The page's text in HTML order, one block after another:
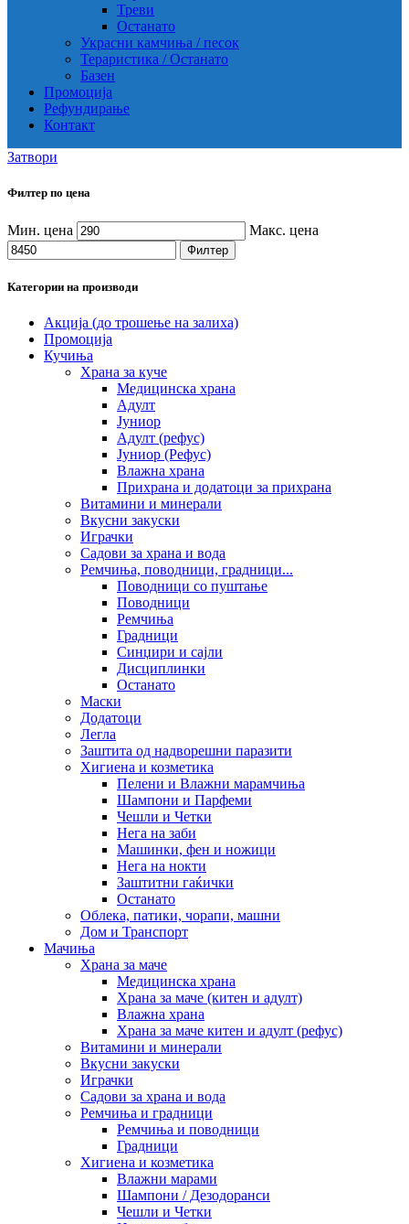
Треви
Останато
Украсни камчиња / песок
Тераристика / Останато
Базен
Промоција
Рефундирање
Контакт
Затвори
Филтер по цена
Мин. цена Макс. цена
Филтер
Категории на производи
Акција (до трошење на залиха)
Промоција
Кучиња
Храна за куче
Медицинска храна
Адулт
Јуниор
Адулт (рефус)
Јуниор (Рефус)
Влажна храна
Прихрана и додатоци за прихрана
Витамини и минерали
Вкусни закуски
Играчки
Садови за храна и вода
Ремчиња, поводници, градници...
Поводници со пуштање
Поводници
Ремчиња
Градници
Синџири и сајли
Дисциплинки
Останато
Маски
Додатоци
Легла
Заштита од надворешни паразити
Хигиена и козметика
Пелени и Влажни марамчиња
Шампони и Парфеми
Чешли и Четки
Нега на заби
Машинки, фен и ножици
Нега на нокти
Заштитни гаќички
Останато
Облека, патики, чорапи, машни
Дом и Транспорт
Мачиња
Храна за маче
Медицинска храна
Храна за маче (китен и адулт)
Влажна храна
Храна за маче китен и адулт (рефус)
Витамини и минерали
Вкусни закуски
Играчки
Садови за храна и вода
Ремчиња и градници
Ремчиња и поводници
Градници
Хигиена и козметика
Влажни марами
Шампони / Дезодоранси
Чешли и Четки